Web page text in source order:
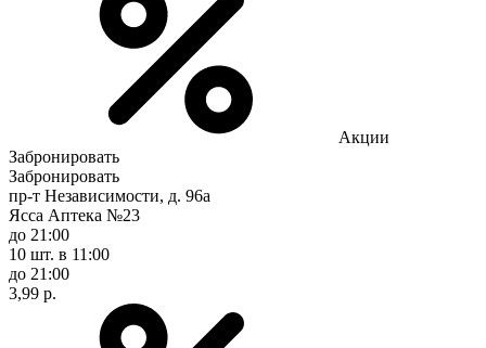
Акции
Забронировать
Забронировать
пр-т Независимости, д. 96а
Ясса Аптека №23
до 21:00
10 шт. в 11:00
до 21:00
3,99 р.